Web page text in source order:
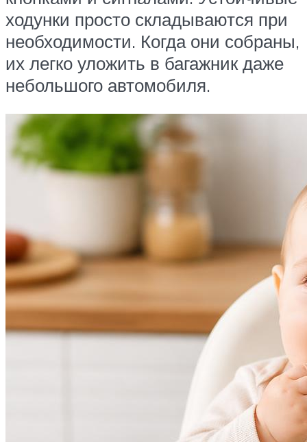
ходунки просто складываются при
необходимости. Когда они собраны,
их легко уложить в багажник даже
небольшого автомобиля.